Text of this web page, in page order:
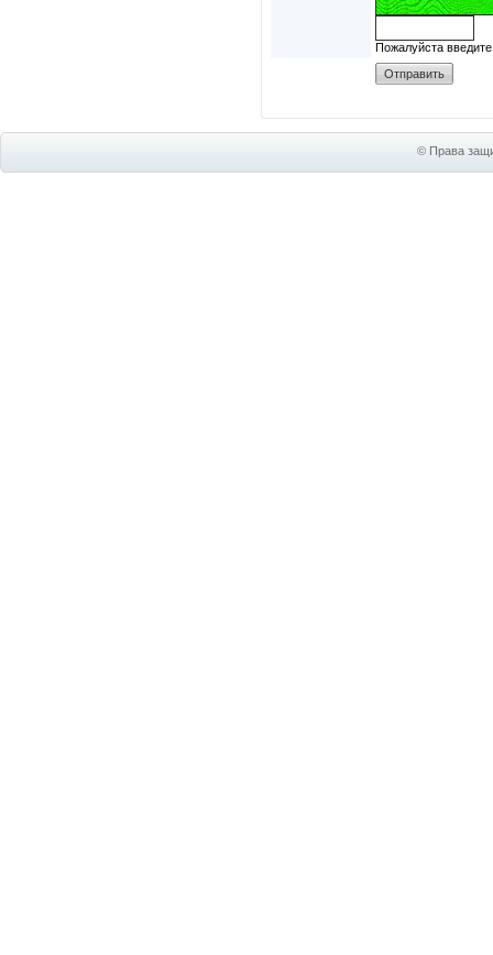
Пожалуйста
© Права